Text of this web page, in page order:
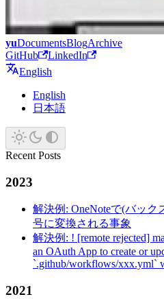
yuDocumentsBlogArchive
GitHub
LinkedIn
English
English
日本語
Recent Posts
2023
解決例: OneNoteで(バッ
号に変換される事象
解決例: ! [remote rejected]
an OAuth App to create or
`.github/workflows/xxx.yml`
2021